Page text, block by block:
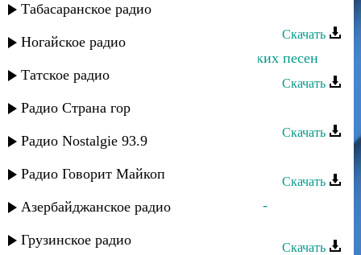
Табасаранское радио
Ногайское радио
Татское радио
Радио Страна гор
Радио Nostalgie 93.9
Радио Говорит Майкоп
Азербайджанское радио
Грузинское радио
Беневша - Ленивая жена
Скачать
Зухра Булгарова - Попурри ногайских песен
Скачать
Беневша - Альвида
Скачать
Скачать
Зухра Асельдерова и Руслан Атаев -
Скачать